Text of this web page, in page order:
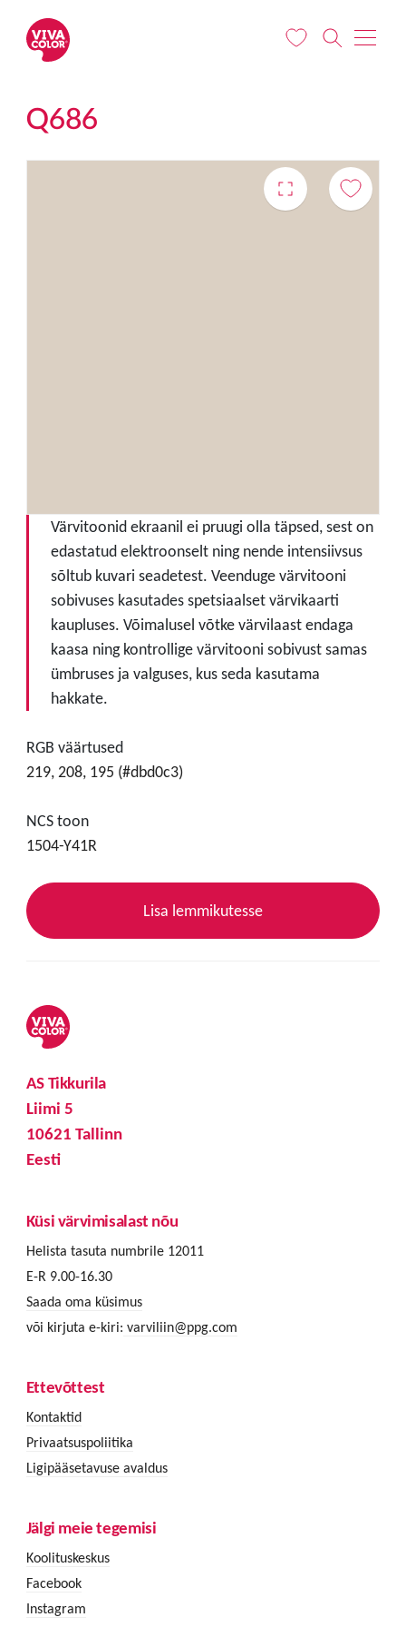
Q686
Värvitoonid ekraanil ei pruugi olla täpsed, sest on
edastatud elektroonselt ning nende intensiivsus
sõltub kuvari seadetest. Veenduge värvitooni
sobivuses kasutades spetsiaalset värvikaarti
kaupluses. Võimalusel võtke värvilaast endaga
kaasa ning kontrollige värvitooni sobivust samas
ümbruses ja valguses, kus seda kasutama
hakkate.
RGB väärtused
219, 208, 195 (#dbd0c3)
NCS toon
1504-Y41R
Lisa lemmikutesse
AS Tikkurila
Liimi 5
10621 Tallinn
Eesti
Küsi värvimisalast nõu
Helista tasuta numbrile 12011
E-R 9.00-16.30
Saada oma küsimus
või kirjuta e-kiri: varviliin@ppg.com
Ettevõttest
Kontaktid
Privaatsuspoliitika
Ligipääsetavuse avaldus
Jälgi meie tegemisi
Koolituskeskus
Facebook
Instagram